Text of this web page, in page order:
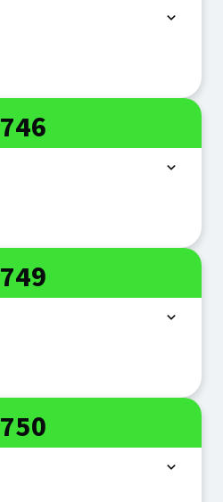
Linie
746
Linie
749
Linie
750